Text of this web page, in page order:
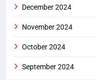
December 2024
November 2024
October 2024
September 2024